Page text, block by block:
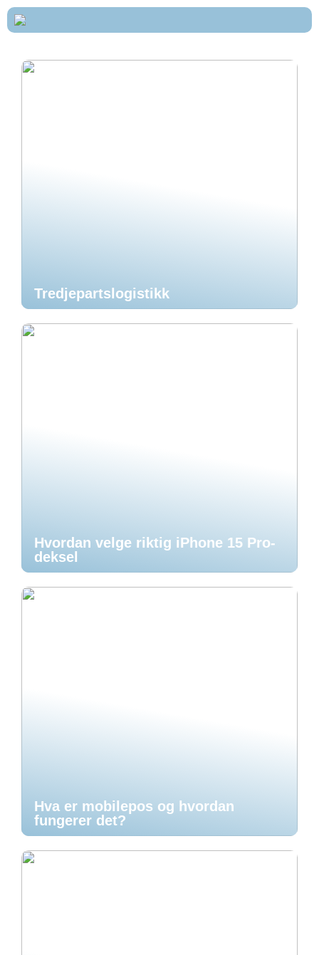
Tredjepartslogistikk
Hvordan velge riktig iPhone 15 Pro-
deksel
Hva er mobilepos og hvordan
fungerer det?